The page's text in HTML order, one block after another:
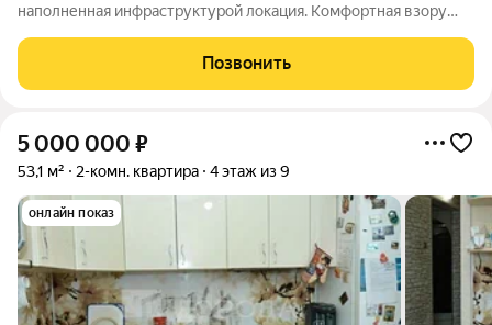
наполненная инфраструктурой локация. Комфортная взору
многообразие планировок, квартиры с
Позвонить
5 000 000 ₽
53,1 м² 2-комн. квартира 4 этаж из 9
онлайн показ